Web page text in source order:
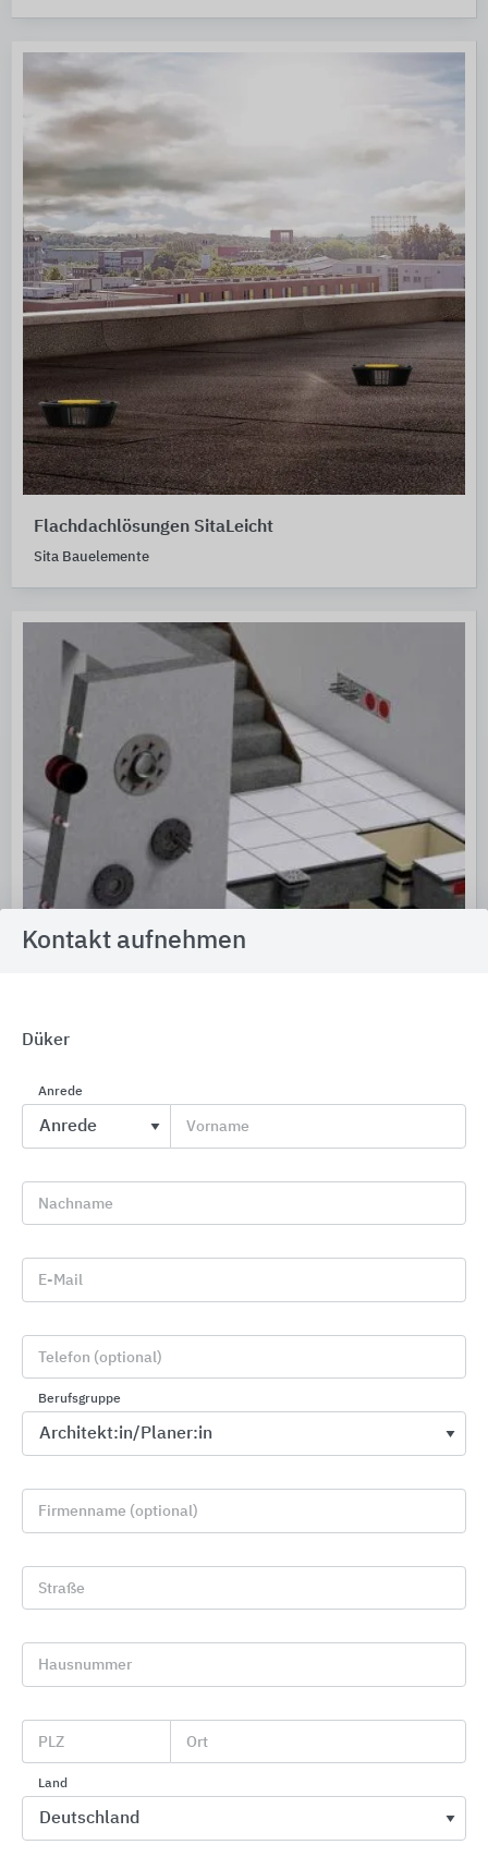
Flachdachlösungen SitaLeicht
Sita Bauelemente
Druckwasserdichte Einbauteile für den Betonbau
KRASO
Pumpentechnik und Hybrid-Entwässerung
Kontakt aufnehmen
Düker
Anrede
Vorname
Nachname
E-Mail
Telefon (optional)
Berufsgruppe
Firmenname (optional)
Straße
Hausnummer
PLZ Ort
Land